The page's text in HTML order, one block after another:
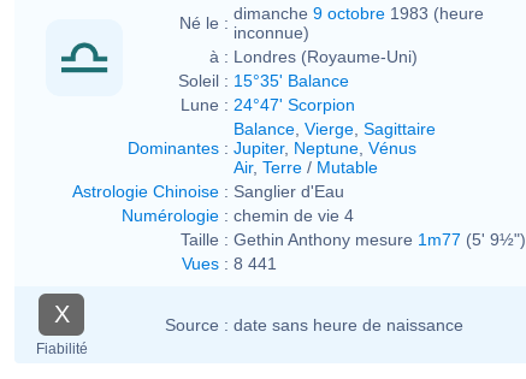
Né le : dimanche 9 octobre 1983 (heure
inconnue)
à : Londres (Royaume-Uni)
Soleil : 15°35' Balance
Lune : 24°47' Scorpion
Dominantes :
Balance Vierge Sagittaire
Jupiter, Neptune Vénus
Air, Terre / Mutable
Astrologie Chinoise : Sanglier d'Eau
Numérologie : chemin de vie 4
Taille : Gethin Anthony mesure 1m77 (5' 9½")
Vues : 8 441
X
Fiabilité
Source : date sans heure de naissance